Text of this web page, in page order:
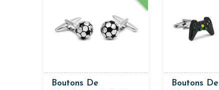
Boutons De
Boutons De